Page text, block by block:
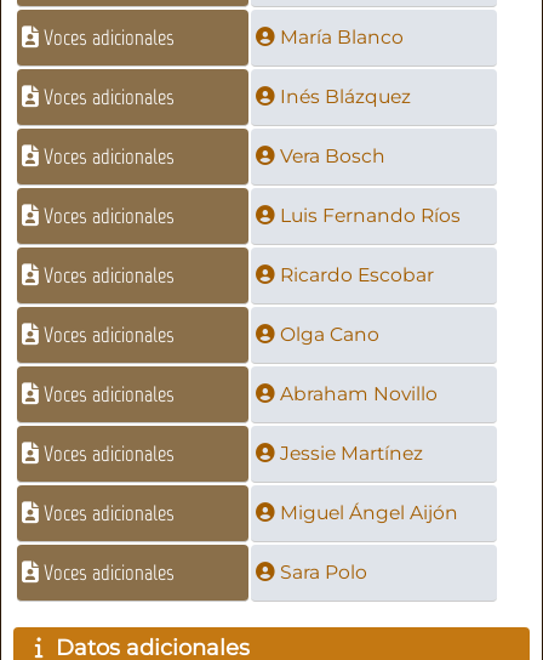
Voces adicionales María Blanco
Voces adicionales Inés Blázquez
Voces adicionales Vera Bosch
Voces adicionales Luis Fernando Ríos
Voces adicionales Ricardo Escobar
Voces adicionales Olga Cano
Voces adicionales Abraham Novillo
Voces adicionales Jessie Martínez
Voces adicionales Miguel Ángel Aijón
Voces adicionales Sara Polo
Datos adicionales